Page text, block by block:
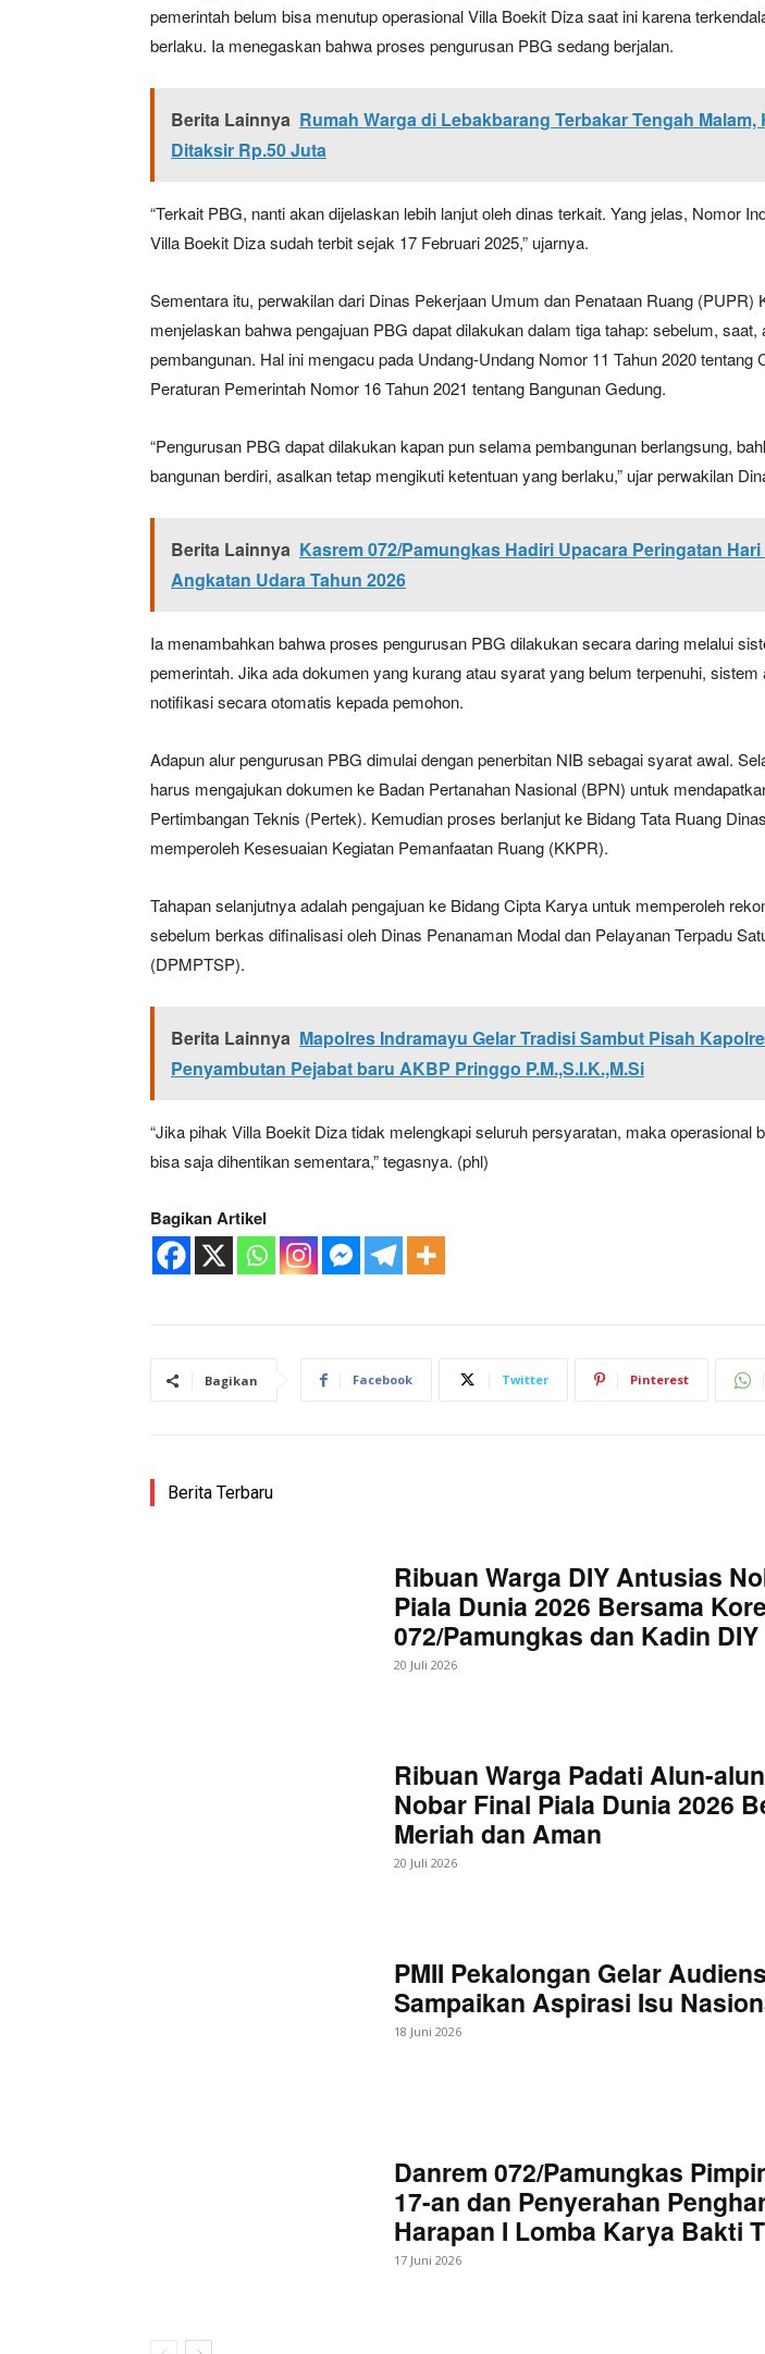
News Week
Magazine PRO
About
Contact
Bagikan Artikel
Berita Lainnya
Kasrem 072/Pamungkas Hadiri Upacara
2026
pemerintah belum bisa menutup operasional Villa Boekit Diza saat ini karena
berlaku. Ia menegaskan bahwa proses pengurusan PBG sedang berjalan.
Berita Lainnya Rumah Warga di Lebakbarang Terbakar Tengah Malam,
Ditaksir Rp.50 Juta
“Terkait PBG, nanti akan dijelaskan lebih lanjut oleh dinas terkait. Yang jelas, Nomor
Villa Boekit Diza sudah terbit sejak 17 Februari 2025,” ujarnya.
Sementara itu, perwakilan dari Dinas Pekerjaan Umum dan Penataan Ruang (PUPR)
menjelaskan bahwa pengajuan PBG dapat dilakukan dalam tiga tahap: sebelum, saat,
pembangunan. Hal ini mengacu pada Undang-Undang Nomor 11 Tahun 2020 tentang
Peraturan Pemerintah Nomor 16 Tahun 2021 tentang Bangunan Gedung.
“Pengurusan PBG dapat dilakukan kapan pun selama pembangunan berlangsung,
bangunan berdiri, asalkan tetap mengikuti ketentuan yang berlaku,” ujar perwakilan
Berita Lainnya Kasrem 072/Pamungkas Hadiri Upacara Peringatan
Angkatan Udara Tahun 2026
Ia menambahkan bahwa proses pengurusan PBG dilakukan secara daring melalui
pemerintah. Jika ada dokumen yang kurang atau syarat yang belum terpenuhi,
notifikasi secara otomatis kepada pemohon.
Adapun alur pengurusan PBG dimulai dengan penerbitan NIB sebagai syarat awal.
harus mengajukan dokumen ke Badan Pertanahan Nasional (BPN) untuk
Pertimbangan Teknis (Pertek). Kemudian proses berlanjut ke Bidang Tata Ruang
memperoleh Kesesuaian Kegiatan Pemanfaatan Ruang (KKPR).
Tahapan selanjutnya adalah pengajuan ke Bidang Cipta Karya untuk memperoleh
sebelum berkas difinalisasi oleh Dinas Penanaman Modal dan Pelayanan Terpadu
(DPMPTSP).
Berita Lainnya Mapolres Indramayu Gelar Tradisi Sambut Pisah
Penyambutan Pejabat baru AKBP Pringgo P.M.,S.I.K.,M.Si
“Jika pihak Villa Boekit Diza tidak melengkapi seluruh persyaratan, maka operasional
bisa saja dihentikan sementara,” tegasnya. (phl)
Bagikan Artikel
Bagikan Facebook Twitter Pinterest
Berita Terbaru
Ribuan Warga DIY Antusias
Piala Dunia 2026 Bersama
072/Pamungkas dan Kadin DIY
20 Juli 2026
Ribuan Warga Padati Alun-
Nobar Final Piala Dunia 2026
Meriah dan Aman
20 Juli 2026
PMII Pekalongan Gelar
Sampaikan Aspirasi Isu
18 Juni 2026
Danrem 072/Pamungkas
17-an dan Penyerahan
Harapan I Lomba Karya Bakti
17 Juni 2026